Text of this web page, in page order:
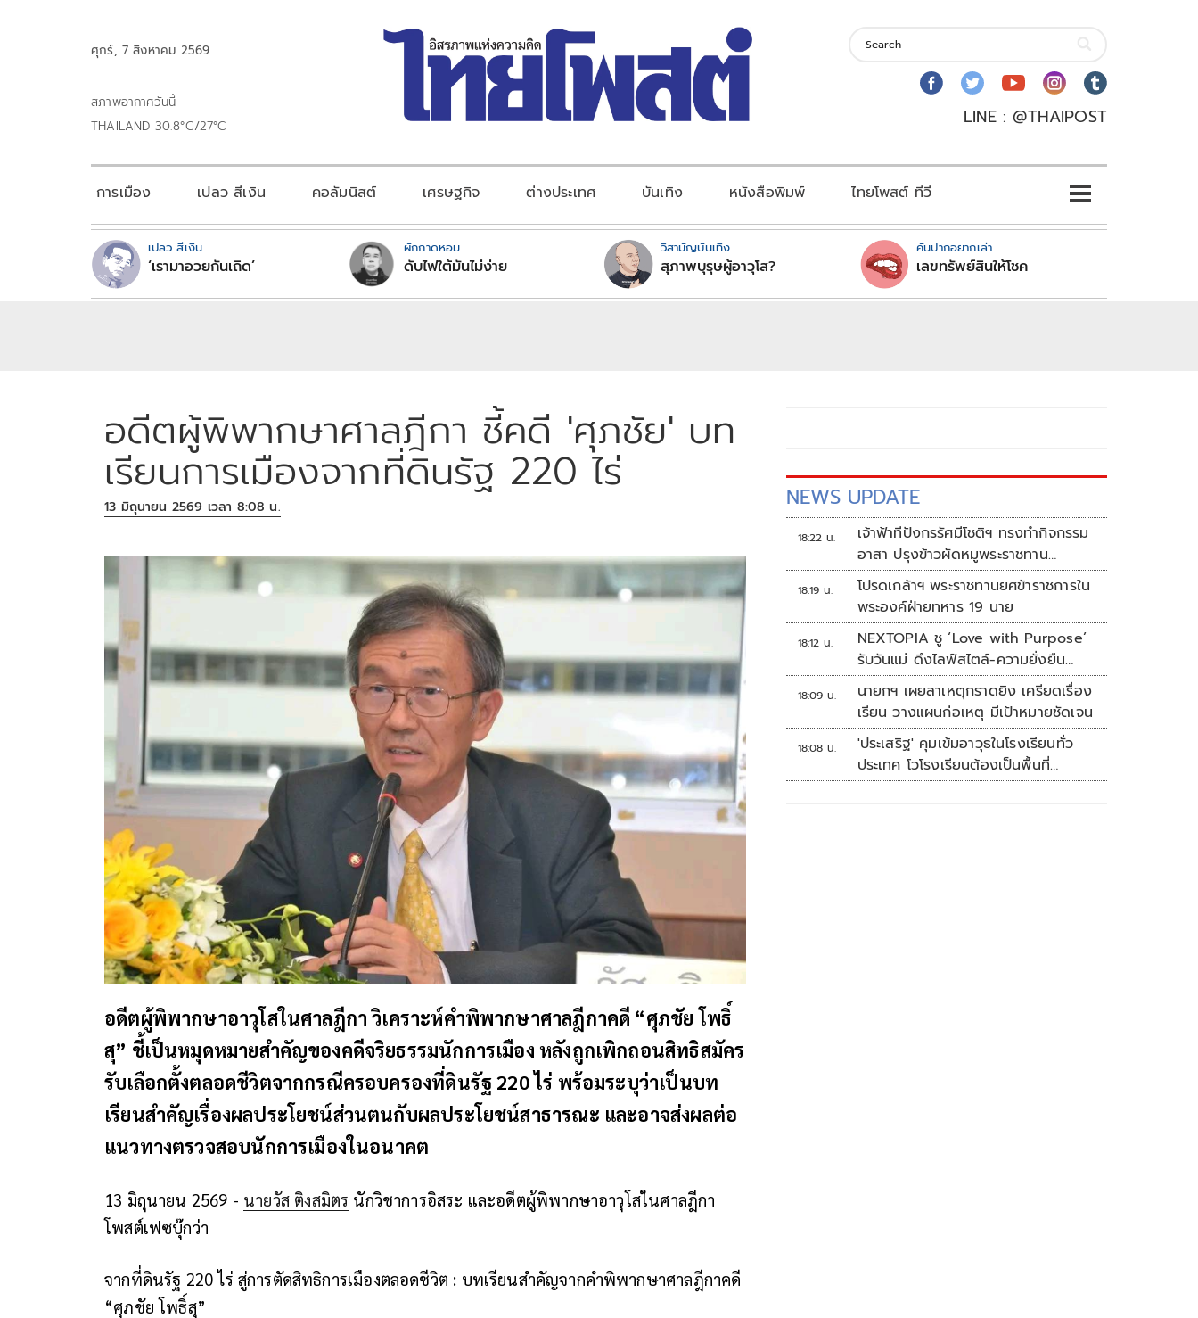
ศุกร์, 7 สิงหาคม 2569
สภาพอากาศวันนี้
THAILAND 30.8°C/27°C
LINE : @THAIPOST
การเมือง เปลว สีเงิน คอลัมนิสต์ เศรษฐกิจ ต่างประเทศ บันเทิง หนังสือพิมพ์ ไทยโพสต์ ทีวี
เปลว สีเงิน
‘เรามาอวยกันเถิด’
ผักกาดหอม
ดับไฟใต้มันไม่ง่าย
วิสามัญบันเทิง
สุภาพบุรุษผู้อาวุโส?
คันปากอยากเล่า
เลขทรัพย์สินให้โชค
อดีตผู้พิพากษาศาลฎีกา ชี้คดี 'ศุภชัย' บท
เรียนการเมืองจากที่ดินรัฐ 220 ไร่
13 มิถุนายน 2569 เวลา 8:08 น.
อดีตผู้พิพากษาอาวุโสในศาลฎีกา วิเคราะห์คำพิพากษาศาลฎีกาคดี “ศุภชัย โพธิ์
สุ” ชี้เป็นหมุดหมายสำคัญของคดีจริยธรรมนักการเมือง หลังถูกเพิกถอนสิทธิสมัคร
รับเลือกตั้งตลอดชีวิตจากกรณีครอบครองที่ดินรัฐ 220 ไร่ พร้อมระบุว่าเป็นบท
เรียนสำคัญเรื่องผลประโยชน์ส่วนตนกับผลประโยชน์สาธารณะ และอาจส่งผลต่อ
แนวทางตรวจสอบนักการเมืองในอนาคต
13 มิถุนายน 2569 - นายวัส ติงสมิตร นักวิชาการอิสระ และอดีตผู้พิพากษาอาวุโสในศาลฎีกา
โพสต์เฟซบุ๊กว่า
จากที่ดินรัฐ 220 ไร่ สู่การตัดสิทธิการเมืองตลอดชีวิต : บทเรียนสำคัญจากคำพิพากษาศาลฎีกาคดี
“ศุภชัย โพธิ์สุ”
NEWS UPDATE
18:22 น.
เจ้าฟ้าทีปังกรรัศมีโชติฯ ทรงทำกิจกรรม
อาสา ปรุงข้าวผัดหมูพระราชทาน
ประชาชน
18:19 น.
โปรดเกล้าฯ พระราชทานยศข้าราชการใน
พระองค์ฝ่ายทหาร 19 นาย
18:12 น.
NEXTOPIA ชู ‘Love with Purpose’
รับวันแม่ ดึงไลฟ์สไตล์-ความยั่งยืน
สร้างประสบการณ์ช้อปปิงมีความหมาย
18:09 น.
นายกฯ เผยสาเหตุกราดยิง เครียดเรื่อง
เรียน วางแผนก่อเหตุ มีเป้าหมายชัดเจน
18:08 น.
'ประเสริฐ' คุมเข้มอาวุธในโรงเรียนทั่ว
ประเทศ โวโรงเรียนต้องเป็นพื้นที่
ปลอดภัย